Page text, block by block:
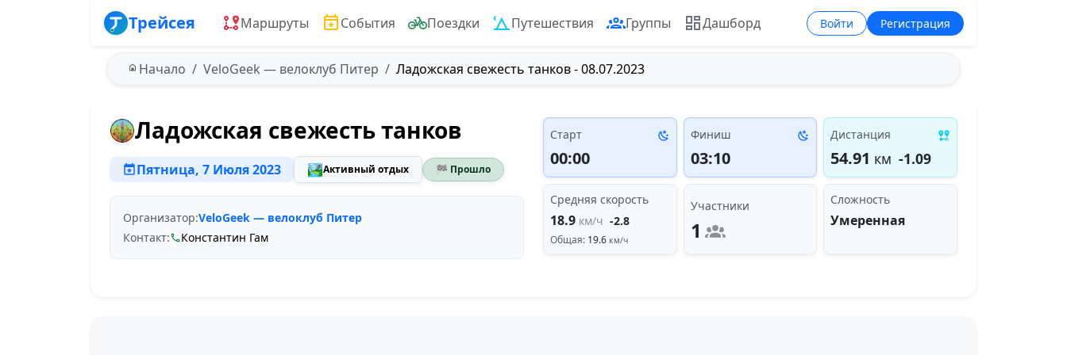
Трейсея Маршруты События Поездки Путешествия Группы Дашборд Войти Регистрация
Начало VeloGeek — велоклуб Питер Ладожская свежесть танков - 08.07.2023
Ладожская свежесть танков
Пятница, 7 Июля 2023 🏞️Активный отдых 🏁 Прошло
Организатор:VeloGeek — велоклуб Питер
Контакт:
Константин Гам
Старт
00:00
Финиш
03:10
Дистанция
54.91 км -1.09
Средняя скорость
18.9 км/ч -2.8
Общая: 19.6 км/ч
Участники
1
Сложность
Умеренная